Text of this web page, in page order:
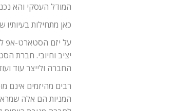
המודל העסקי והא
כאן מתחילות בעיותיו
על יזם הסטארט-אפ
יציב וחיובי. חברת
החברה ולייצר עוד
רבים מהיזמים אינם
המניות הם אלה